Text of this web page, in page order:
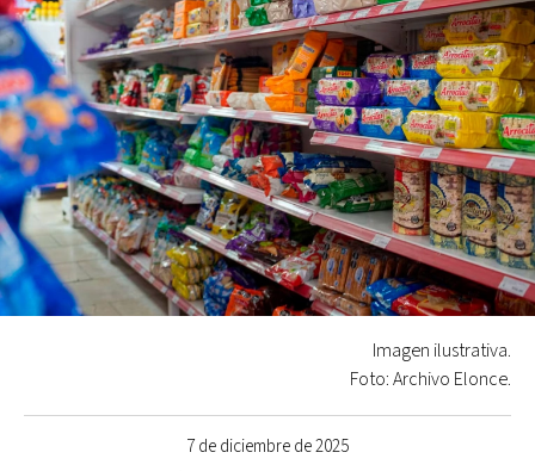
7 de diciembre de 2025
Imagen ilustrativa.
Foto: Archivo Elonce.